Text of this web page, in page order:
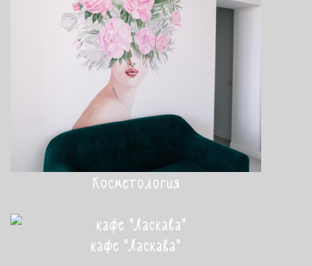
Косметология
кафе "Ласкава"